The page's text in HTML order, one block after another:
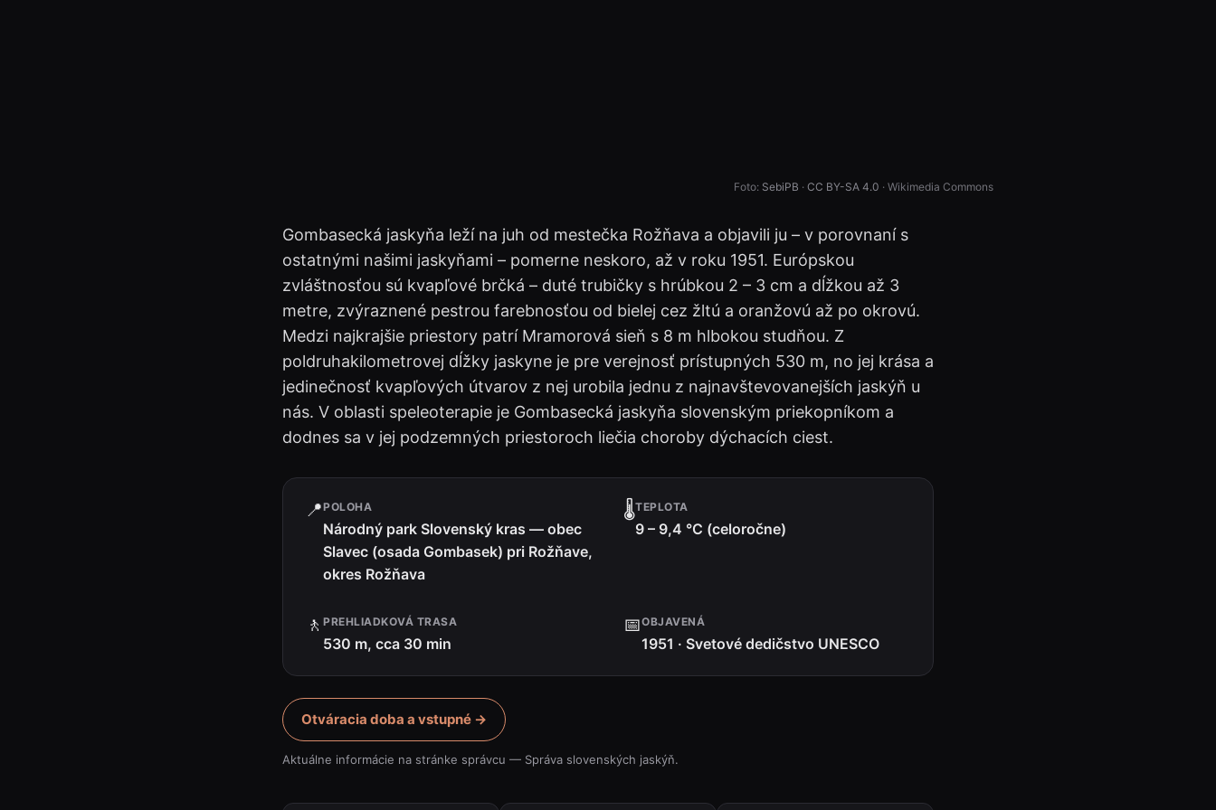
Foto: SebiPB · CC BY-SA 4.0 · Wikimedia Commons
Gombasecká jaskyňa leží na juh od mestečka Rožňava a objavili ju – v porovnaní s
ostatnými našimi jaskyňami – pomerne neskoro, až v roku 1951. Európskou
zvláštnosťou sú kvapľové brčká – duté trubičky s hrúbkou 2 – 3 cm a dĺžkou až 3
metre, zvýraznené pestrou farebnosťou od bielej cez žltú a oranžovú až po okrovú.
Medzi najkrajšie priestory patrí Mramorová sieň s 8 m hlbokou studňou. Z
poldruhakilometrovej dĺžky jaskyne je pre verejnosť prístupných 530 m, no jej krása a
jedinečnosť kvapľových útvarov z nej urobila jednu z najnavštevovanejších jaskýň u
nás. V oblasti speleoterapie je Gombasecká jaskyňa slovenským priekopníkom a
dodnes sa v jej podzemných priestoroch liečia choroby dýchacích ciest.
📍POLOHA
Národný park Slovenský kras — obec
Slavec (osada Gombasek) pri Rožňave,
okres Rožňava
🌡️TEPLOTA
9 – 9,4 °C (celoročne)
🚶 PREHLIADKOVÁ TRASA
530 m, cca 30 min
📅OBJAVENÁ
1951 · Svetové dedičstvo UNESCO
Otváracia doba a vstupné →
Aktuálne informácie na stránke správcu — Správa slovenských jaskýň.